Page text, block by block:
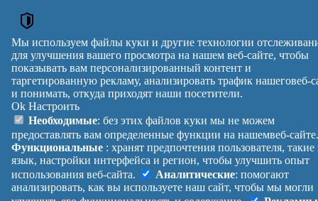
Почтовые индексы Украины. Обновлено : 27-07-2026.
вул. Польова
м. Гола Пристань,
Скадовський р-н,
Херсонська обл.
48, 49, 50, 51, 52, 53, 54, 55, 56,
60, 68
Вулиця № будинків
Індекс
reklama
Правила
Помощь
Платные
услуги
Политика
конфиденциальности
Манифест
О проекте
Обратная
связь
Украина
Вход |
Выход
Мы используем файлы куки и другие технологии
для улучшения вашего просмотра на нашем веб-сайте, чтобы
показывать вам персонализированный контент и
таргетированную рекламу, анализировать трафик нашеговеб-
и понимать, откуда приходят наши посетители.
Ok Настроить
Необходимые: без этих файлов куки мы не можем
предоставлять вам определенные функции на нашемвеб-
Функциональные : хранят предпочтения пользователя, такие
язык, настройки интерфейса и регион, чтобы улучшить опыт
использования веб-сайта.
Аналитические: помогают
анализировать, как вы используете наш сайт, чтобы мы могли